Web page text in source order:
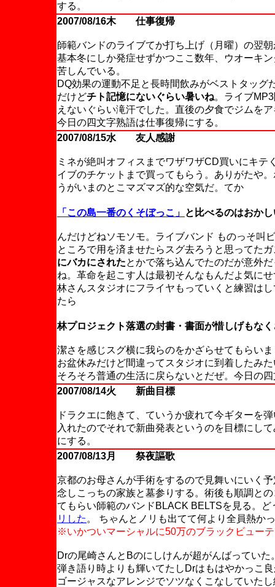
する。
2007/08/16木 仕事復帰
師範バンドのライブてか打ち上げ（月曜）の翌
基本冬にしか発症せずかつここ数年、ウオーキ
苦しんでいる。
DQ効果の運動不足と長時間飲みがベストタッ
だけどチト記憶にないぐらい暑いね。ライブ
えないぐらい滝汗でした。直後の夕食でジムを
今日の四文字熟語は仕事復帰にする。
2007/08/15水 友人感謝
ミネが絶叫オフィスまでワザワザCD買いにキ
イブのチケットまで買ってもらう。ありがたや
うがいまのとこマズマズ的な空気だ。てか
「この島一番のくそぼっこ」 と比べるのはおかし
んだけどねソモソモ。ライブバンド ものっそ叫
ところで用を済ませたらスグ去ろうと思ってた
にバカにされたとかで落ち込んでたのだが意外
ね。革命を起こす人は最初そんなもんだよ気に
林さんスタジオにフライヤもっていくと練習は
たら
林プロジェクト落選の封書・書面が惜しげもな
潔さを感じスグ横に我らのをかざらせてもらい
お盆休みだけど間違ってスタジオに到着したみ
そろそろ普通の生活に戻らないとだぜ。今日の
2007/08/14火 新曲目標
ドラクエに飽きて、ていうか疲れて今ギターを
入れたのでそれで新曲発表というのを目標にし
にする。
2007/08/13月 祭夜謳歌
京都のお母さんが手術をするので見舞いにいく
念しこっちの家族と墓参りする。術後も順調と
てもらい師範のバンドBLACK BELTSを見る。
リした 。 ちゃんとノリも出てて何より全員熱か
※いかついマーシャルに50万のブラックビュー
Drの尾崎さんとBのにしけんが超がんばってい
弾き語り時よりも輝いてたしDrはもはやかっこ
ゴージャスなアレンジでソツなくこなしていた